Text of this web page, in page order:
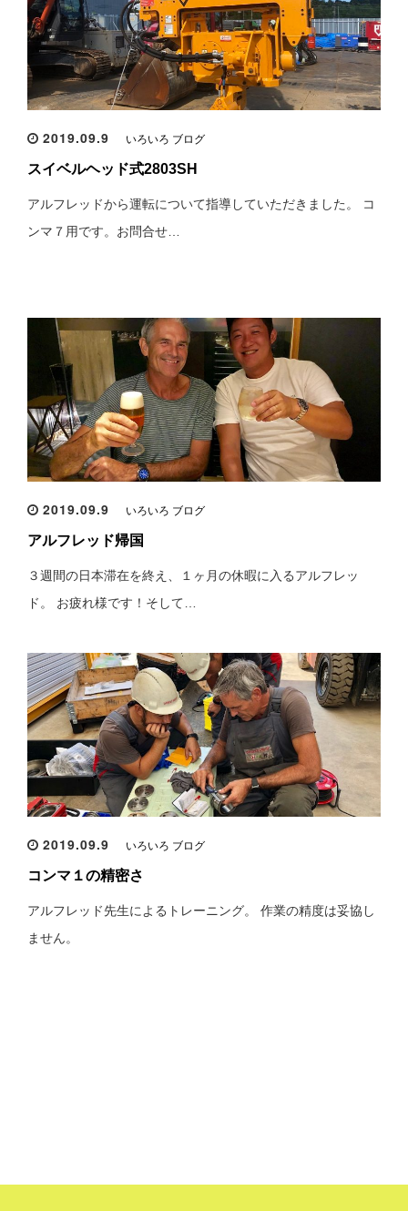
2019.09.9 いろいろ ブログ
スイベルヘッド式2803SH
アルフレッドから運転について指導していただきました。 コ
ンマ７用です。お問合せ…
2019.09.9 いろいろ ブログ
アルフレッド帰国
３週間の日本滞在を終え、１ヶ月の休暇に入るアルフレッ
ド。 お疲れ様です！そして…
2019.09.9 いろいろ ブログ
コンマ１の精密さ
アルフレッド先生によるトレーニング。 作業の精度は妥協し
ません。